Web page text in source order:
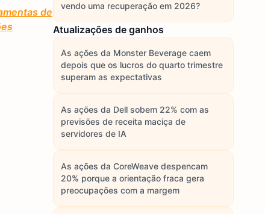
de
vendo uma recuperação em 2026?
Atualizações de ganhos
As ações da Monster Beverage caem
depois que os lucros do quarto trimestre
superam as expectativas
As ações da Dell sobem 22% com as
previsões de receita maciça de
servidores de IA
As ações da CoreWeave despencam
20% porque a orientação fraca gera
preocupações com a margem